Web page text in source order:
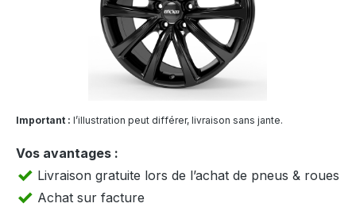
Important : l’illustration peut différer, livraison sans jante.
Vos avantages :
Livraison gratuite lors de l’achat de pneus & roues
Achat sur facture